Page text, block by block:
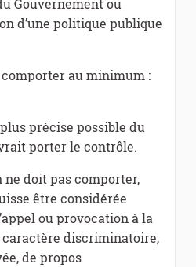
Gouvernement ou
d’une politique publique
au minimum :
précise possible du
porter le contrôle.
doit pas comporter,
être considérée
ou provocation à la
caractère discriminatoire,
de propos